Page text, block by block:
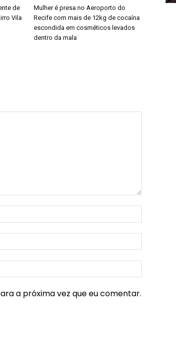
de
Vila
Mulher é presa no Aeroporto do
Recife com mais de 12kg de cocaína
escondida em cosméticos levados
dentro da mala
a próxima vez que eu comentar.